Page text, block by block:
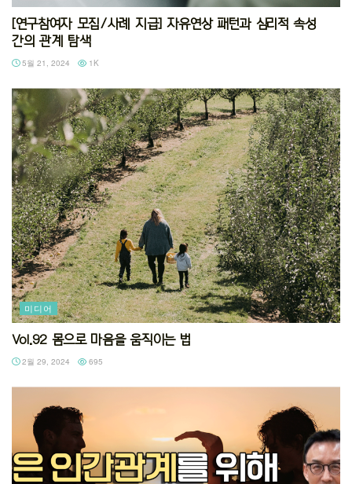
[연구참여자 모집/사례 지급] 자유연상 패턴과 심리적 속성
간의 관계 탐색
5월 21, 2024 1K
미디어
Vol.92 몸으로 마음을 움직이는 법
2월 29, 2024 695